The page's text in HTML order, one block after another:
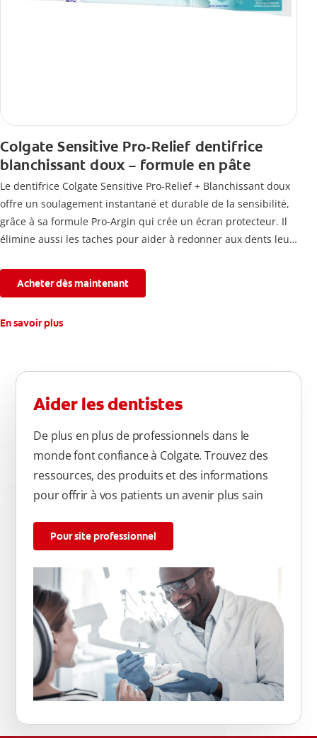
Colgate Sensitive Pro-Relief dentifrice
blanchissant doux – formule en pâte
Le dentifrice Colgate Sensitive Pro-Relief + Blanchissant doux
offre un soulagement instantané et durable de la sensibilité,
grâce à sa formule Pro-Argin qui crée un écran protecteur. Il
élimine aussi les taches pour aider à redonner aux dents leur
connaissez.
Acheter dès maintenant
En savoir plus
Aider les dentistes
De plus en plus de professionnels dans le
monde font confiance à Colgate. Trouvez des
ressources, des produits et des informations
pour offrir à vos patients un avenir plus sain
Pour site professionnel